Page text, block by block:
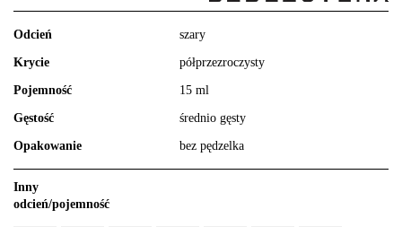
Odcień szary
Krycie półprzezroczysty
Pojemność 15 ml
Gęstość średnio gęsty
Opakowanie bez pędzelka
Inny
odcień/pojemność